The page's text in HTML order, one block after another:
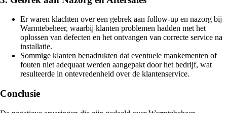
Er waren klachten over een gebrek aan follow-up en nazorg bij
Warmtebeheer, waarbij klanten problemen hadden met het
oplossen van defecten en het ontvangen van correcte service na
installatie.
Sommige klanten benadrukten dat eventuele mankementen of
fouten niet adequaat werden aangepakt door het bedrijf, wat
resulteerde in ontevredenheid over de klantenservice.
Conclusie